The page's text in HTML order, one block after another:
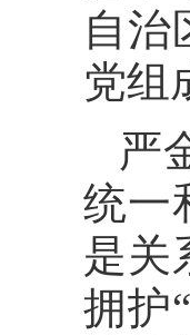
自治
党组
严
统一
是关
拥护